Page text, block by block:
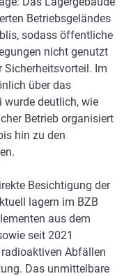
Betriebsgeländes
sodass öffentliche
nicht genutzt
Sicherheitsvorteil. Im
über das
wurde deutlich, wie
Betrieb organisiert
hin zu den
Besichtigung der
lagern im BZB
aus dem
seit 2021
Abfällen
Das unmittelbare